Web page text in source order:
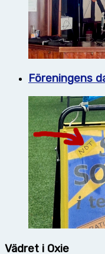
Föreningens
Vädret i Oxie